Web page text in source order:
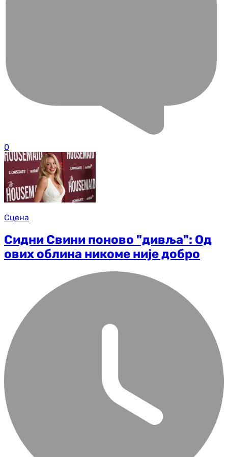
0
Сцена
Сидни Свини поново "дивља": Од
ових облина никоме није добро